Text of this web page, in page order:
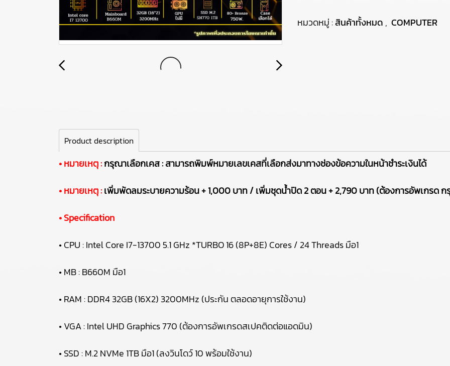
หมวดหมู่ :สินค้าทั้งหมด , COMPUTER
Product description
• หมายเหตุ :กรุณาเลือกเคส : สามารถพิมพ์หมายเลขเคสที่เลือกส่งมาทางช่องข้อความในหน้าชำระเงินได้
• หมายเหตุ :เพิ่มพัดลมระบายความร้อน + 1,000 บาท / เพิ่มชุดน้ำปิด 2 ตอน + 2,790 บาท (ต้องการอัพเกรด
• Specification
• CPU : Intel Core I7-13700 5.1 GHz *TURBO 16 (8P+8E) Cores / 24 Threads มือ1
• MB : B660M มือ1
• RAM : DDR4 32GB (16X2) 3200MHz (ประกัน ตลอดอายุการใช้งาน)
• VGA : Intel UHD Graphics 770 (ต้องการอัพเกรดสเปคติดต่อแอดมิน)
• SSD : M.2 NVMe 1TB มือ1 (ลงวินโดว์ 10 พร้อมใช้งาน)